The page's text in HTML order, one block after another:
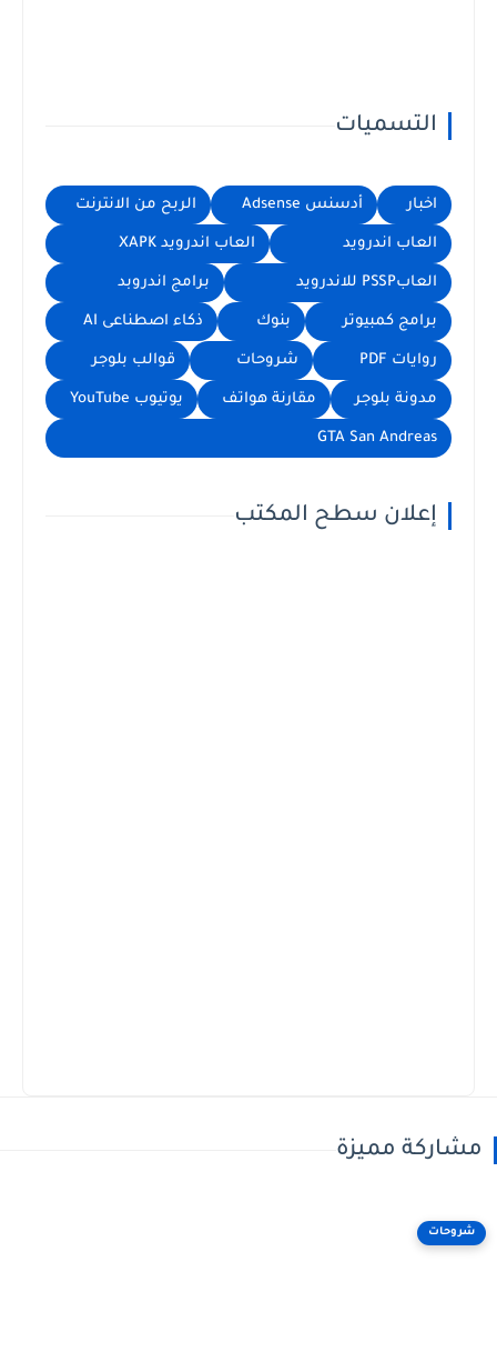
التسميات
اخبار أدسنس Adsense الربح من الانترنت
العاب اندرويد العاب اندرويد XAPK
العابPSSP للاندرويد برامج اندروبد
برامج كمبيوتر بنوك ذكاء اصطناعى AI
روايات PDF شروحات قوالب بلوجر
مدونة بلوجر مقارنة هواتف يوتيوب YouTube
GTA San Andreas
إعلان سطح المكتب
مشاركة مميزة
شروحات